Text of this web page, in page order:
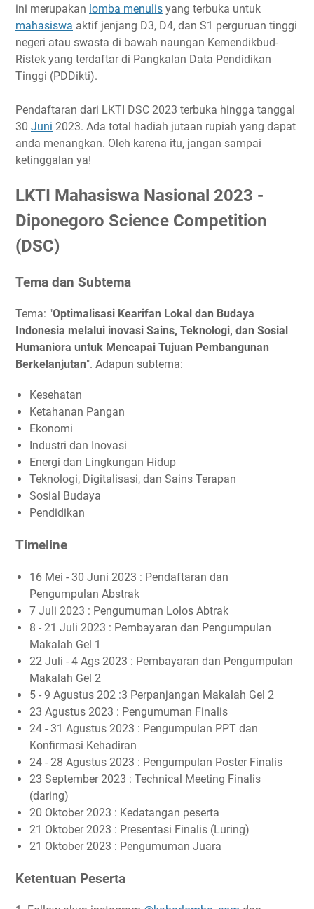
Ketentuan Peserta
Ketentuan Umum
Biaya Pendaftaran
Hadiah
Narahubung
ini merupakan lomba menulis yang terbuka untuk
mahasiswa aktif jenjang D3, D4, dan S1 perguruan tinggi
negeri atau swasta di bawah naungan Kemendikbud-
Ristek yang terdaftar di Pangkalan Data Pendidikan
Tinggi (PDDikti).
Pendaftaran dari LKTI DSC 2023 terbuka hingga tanggal
30 Juni 2023. Ada total hadiah jutaan rupiah yang dapat
anda menangkan. Oleh karena itu, jangan sampai
ketinggalan ya!
LKTI Mahasiswa Nasional 2023 -
Diponegoro Science Competition
(DSC)
Tema dan Subtema
Tema: "Optimalisasi Kearifan Lokal dan Budaya
Indonesia melalui inovasi Sains, Teknologi, dan Sosial
Humaniora untuk Mencapai Tujuan Pembangunan
Berkelanjutan". Adapun subtema:
Kesehatan
Ketahanan Pangan
Ekonomi
Industri dan Inovasi
Energi dan Lingkungan Hidup
Teknologi, Digitalisasi, dan Sains Terapan
Sosial Budaya
Pendidikan
Timeline
16 Mei - 30 Juni 2023 : Pendaftaran dan
Pengumpulan Abstrak
7 Juli 2023 : Pengumuman Lolos Abtrak
8 - 21 Juli 2023 : Pembayaran dan Pengumpulan
Makalah Gel 1
22 Juli - 4 Ags 2023 : Pembayaran dan Pengumpulan
Makalah Gel 2
5 - 9 Agustus 202 :3 Perpanjangan Makalah Gel 2
23 Agustus 2023 : Pengumuman Finalis
24 - 31 Agustus 2023 : Pengumpulan PPT dan
Konfirmasi Kehadiran
24 - 28 Agustus 2023 : Pengumpulan Poster Finalis
23 September 2023 : Technical Meeting Finalis
(daring)
20 Oktober 2023 : Kedatangan peserta
21 Oktober 2023 : Presentasi Finalis (Luring)
21 Oktober 2023 : Pengumuman Juara
Ketentuan Peserta